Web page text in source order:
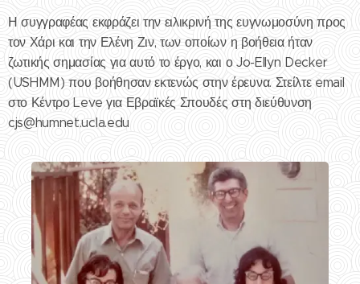
Η συγγραφέας εκφράζει την ειλικρινή της ευγνωμοσύνη προς
τον Χάρι και την Ελένη Ζιν, των οποίων η βοήθεια ήταν
ζωτικής σημασίας για αυτό το έργο, και ο Jo-Ellyn Decker
(USHMM) που βοήθησαν εκτενώς στην έρευνα. Στείλτε email
στο Κέντρο Leve για Εβραϊκές Σπουδές στη διεύθυνση
cjs@humnet.ucla.edu